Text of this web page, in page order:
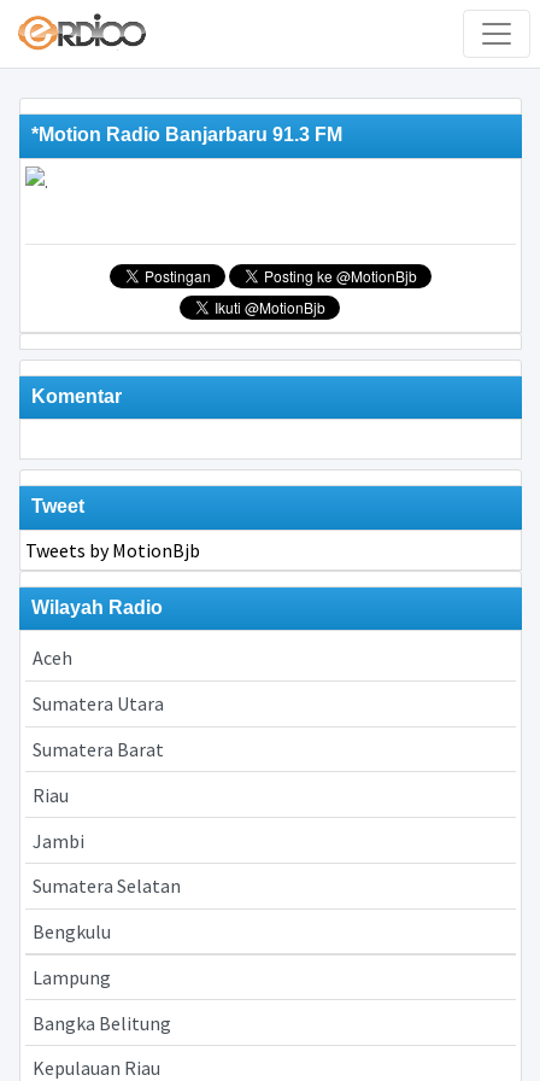
*Motion Radio Banjarbaru 91.3 FM
Komentar
Tweet
Tweets by MotionBjb
Wilayah Radio
Aceh
Sumatera Utara
Sumatera Barat
Riau
Jambi
Sumatera Selatan
Bengkulu
Lampung
Bangka Belitung
Kepulauan Riau